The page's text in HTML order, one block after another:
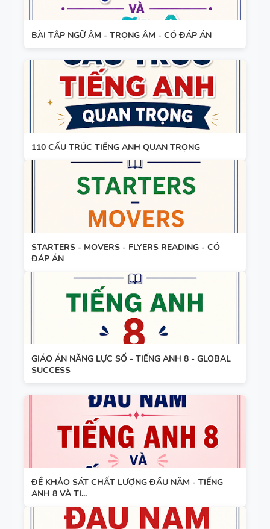
- TIẾNG
ANH 8 -
SUCCESS -
HỌC KỲ 1
TỪ VỰNG -
NGỮ PHÁP
- TIẾNG
ANH 7 -
SUCCESS -
THAM
TIẾNG ANH
GLOBAL
HỢP NĂNG
TRONG
TIẾNG ANH
BÀI TẬP NGỮ ÂM - TRỌNG ÂM - CÓ ĐÁP ÁN
110 CẤU TRÚC TIẾNG ANH QUAN TRỌNG
STARTERS - MOVERS - FLYERS READING - CÓ
ĐÁP ÁN
GIÁO ÁN NĂNG LỰC SỐ - TIẾNG ANH 8 - GLOBAL
SUCCESS
ĐỀ KHẢO SÁT CHẤT LƯỢNG ĐẦU NĂM - TIẾNG
ANH 8 VÀ TI...